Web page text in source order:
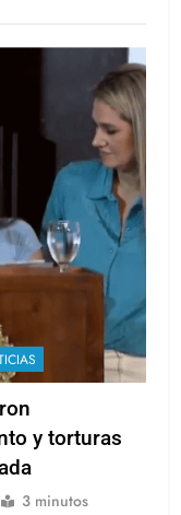
y torturas
3 minutos